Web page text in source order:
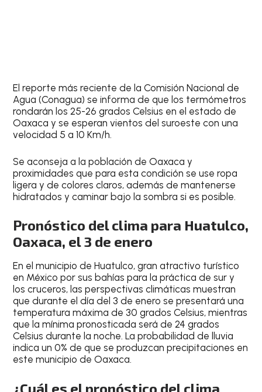
El reporte más reciente de laComisión Nacional de
Agua (Conagua) se informa de que los termómetros
rondarán los25-26 grados Celsius en el estado de
Oaxaca y se esperan vientos del suroeste con una
velocidad 5 a 10 Km/h.
Se aconseja a la población deOaxaca y
proximidades que para esta condiciónse use ropa
ligera y decolores claros, además demantenerse
hidratados ycaminar bajo la sombra si es posible.
Pronóstico del clima para Huatulco,
Oaxaca, el 3 de enero
En elmunicipio de Huatulco, granatractivo turístico
en México por sus bahías para la práctica de sur y
los cruceros, las perspectivas climáticas muestran
que durante eldía del 3 de enero se presentará una
temperaturamáxima de 30 grados Celsius, mientras
que lamínima pronosticada será de 24 grados
Celsius durante la noche. La probabilidad de lluvia
indica un0% de que se produzcan precipitaciones en
este municipio de Oaxaca.
¿Cuál es el pronóstico del clima